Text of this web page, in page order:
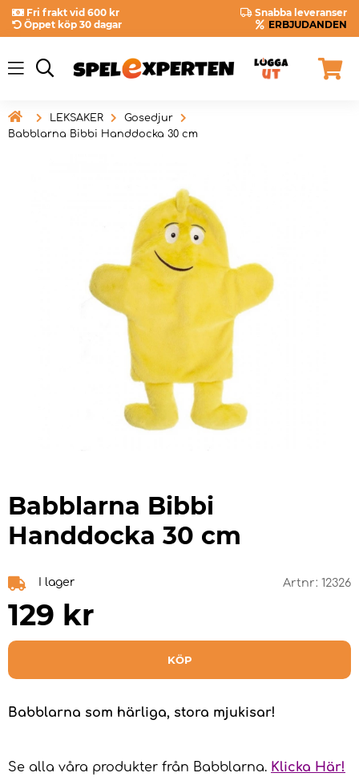
Fri frakt vid 600 kr
Snabba leveranser
Öppet köp 30 dagar
ERBJUDANDEN
 LEKSAKER
Gosedjur
Babblarna Bibbi Handdocka 30 cm
Babblarna Bibbi
Handdocka 30 cm
I lager Artnr: 12326
129 kr
KÖP
Babblarna som härliga, stora mjukisar!
Se alla våra produkter från Babblarna. Klicka Här!